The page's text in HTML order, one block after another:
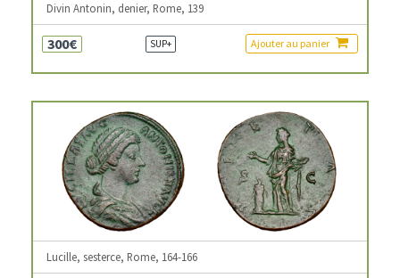
Divin Antonin, denier, Rome, 139
300€ SUP+ Ajouter au panier
Lucille, sesterce, Rome, 164-166